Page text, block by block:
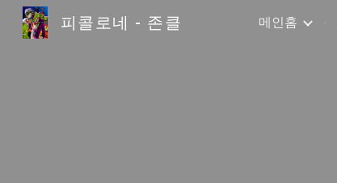
피콜로네 - 존클 메인홈